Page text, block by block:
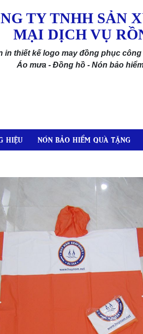
TY TNHH SẢN
MẠI DỊCH VỤ
in thiết kế logo may đồng phục
Áo mưa - Đồng hồ - Nón bảo
HIỆU NÓN BẢO HIỂM QUÀ TẶNG